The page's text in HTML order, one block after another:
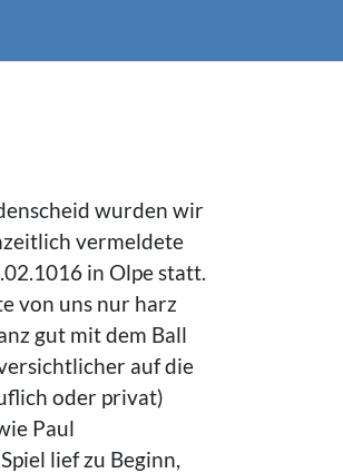
wurden wir
vermeldete
in Olpe statt.
von uns nur harz
gut mit dem Ball
auf die
oder privat)
Paul
lief zu Beginn,